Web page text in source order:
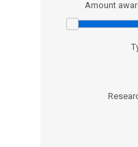
Amount